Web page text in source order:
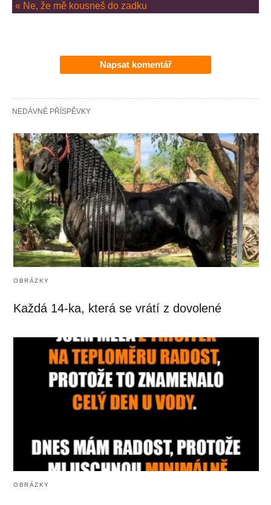
« Ne, že mě kousneš do zadku
Napsat komentář
NEDÁVNÉ PŘÍSPĚVKY
OBRÁZKY
Každá 14-ka, která se vrátí z dovolené
OBRÁZKY